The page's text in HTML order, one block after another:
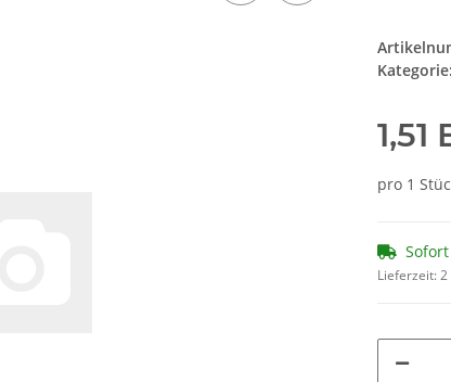
Kategorie:
1,51
pro 1
Lieferzeit:2